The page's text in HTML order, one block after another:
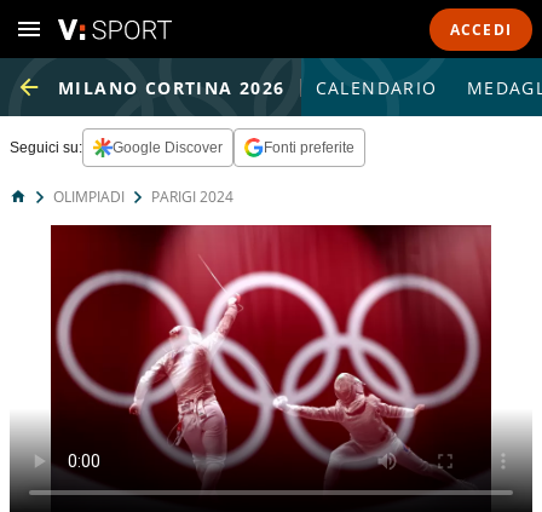
ACCEDI
MILANO CORTINA 2026 CALENDARIO
Seguici su: Google Discover Fonti preferite
OLIMPIADI PARIGI 2024